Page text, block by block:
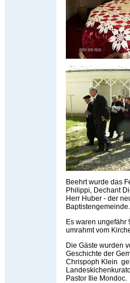
Beehrt wurde das
Philippi, Dechant
Herr Huber - der
Baptistengemeinde.
Es waren ungefähr
umrahmt vom
Die Gäste wurden
Geschichte der
Chrispoph Klein
Pastor Ilie Mondoc.